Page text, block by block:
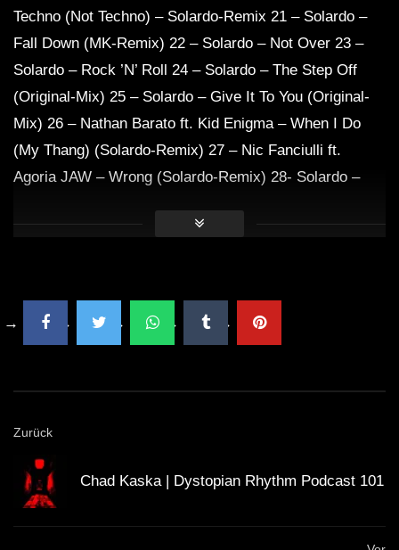
Techno (Not Techno) – Solardo-Remix 21 – Solardo –
Fall Down (MK-Remix) 22 – Solardo – Not Over 23 –
Solardo – Rock ’N’ Roll 24 – Solardo – The Step Off
(Original-Mix) 25 – Solardo – Give It To You (Original-
Mix) 26 – Nathan Barato ft. Kid Enigma – When I Do
(My Thang) (Solardo-Remix) 27 – Nic Fanciulli ft.
Agoria JAW – Wrong (Solardo-Remix) 28- Solardo –
Accelerator (Originalmix) 30- Solardo – Armando’s
Celia’s House (Solardo Edit) 34- Solardo – Phone
B2B 2022 SOLARDO B2B 2022 SOLARDO Musik auf
SOLARDO Amnesia Abschluss 2022
Zurück
Chad Kaska | Dystopian Rhythm Podcast 101